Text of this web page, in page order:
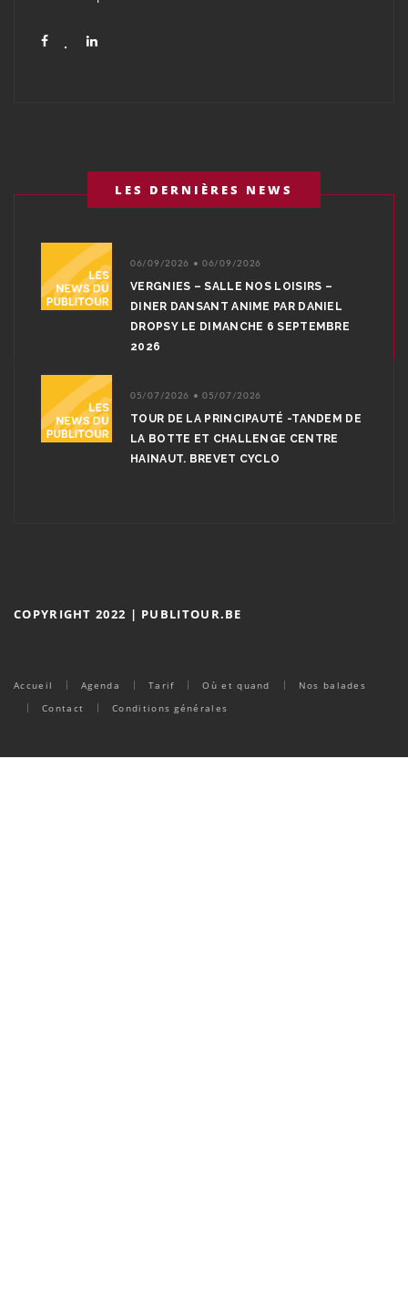
LES DERNIÈRES NEWS
06/09/2026 • 06/09/2026
VERGNIES – SALLE NOS LOISIRS –
DINER DANSANT ANIME PAR DANIEL
DROPSY LE DIMANCHE 6 SEPTEMBRE
2026
05/07/2026 • 05/07/2026
TOUR DE LA PRINCIPAUTÉ -TANDEM DE
LA BOTTE ET CHALLENGE CENTRE
HAINAUT. BREVET CYCLO
COPYRIGHT 2022 | PUBLITOUR.BE
Accueil Agenda Tarif Où et quand
Nos balades
Contact
Conditions générales